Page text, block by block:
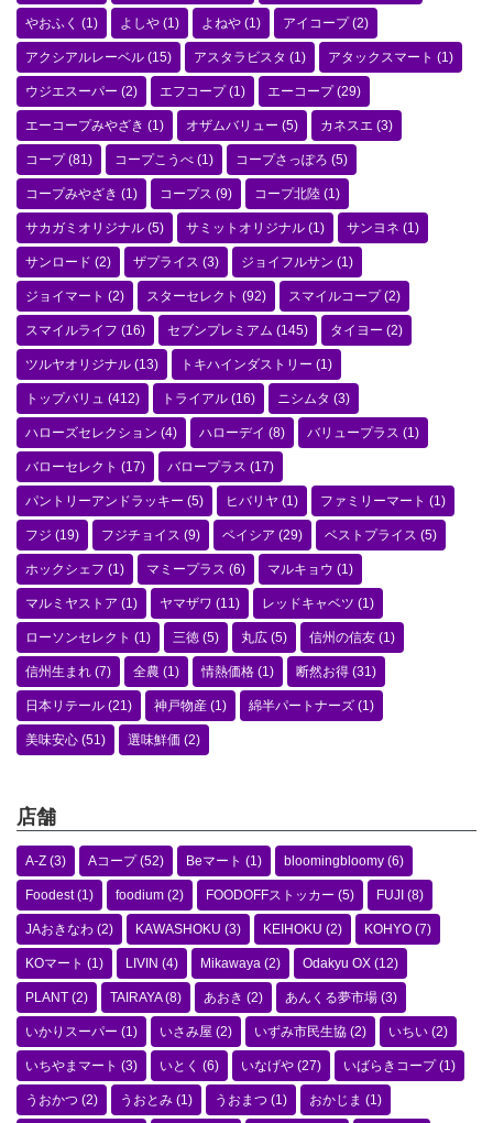
やおふく (1) よしや (1) よねや (1) アイコープ(2)
アクシアルレーベル (15) アスタラビスタ (1) アタックスマート (1)
ウジエスーパー (2) エフコープ(1) エーコープ(29)
エーコープみやざき (1) オザムバリュー (5) カネスエ (3)
コープ(81) コープこうべ (1) コープさっぽろ (5)
コープみやざき (1) コープス (9) コープ北陸 (1)
サカガミオリジナル (5) サミットオリジナル (1) サンヨネ (1)
サンロード (2) ザプライス (3) ジョイフルサン (1)
ジョイマート (2) スターセレクト (92) スマイルコープ(2)
スマイルライフ (16) セブンプレミアム (145) タイヨー (2)
ツルヤオリジナル (13) トキハインダストリー (1)
トップバリュ (412) トライアル (16) ニシムタ (3)
ハローズセレクション (4) ハローデイ (8) バリュープラス (1)
バローセレクト (17) バロープラス (17)
パントリーアンドラッキー (5) ヒバリヤ (1) ファミリーマート (1)
フジ (19) フジチョイス (9) ベイシア (29) ベストプライス (5)
ホックシェフ (1) マミープラス (6) マルキョウ (1)
マルミヤストア (1) ヤマザワ (11) レッドキャベツ (1)
ローソンセレクト (1) 三徳 (5) 丸広 (5) 信州の信友 (1)
信州生まれ (7) 全農 (1) 情熱価格 (1) 断然お得 (31)
日本リテール (21) 神戸物産 (1) 綿半パートナーズ (1)
美味安心 (51) 選味鮮価 (2)
店舗
A-Z (3) Aコープ(52) Beマート (1) bloomingbloomy (6)
Foodest(1) foodium (2) FOODOFFストッカー (5) FUJI (8)
JAおきなわ (2) KAWASHOKU (3) KEIHOKU (2) KOHYO (7)
KOマート (1) LIVIN (4) Mikawaya (2) Odakyu OX (12)
PLANT (2) TAIRAYA(8) あおき (2) あんくる夢市場 (3)
いかりスーパー (1) いさみ屋 (2) いずみ市民生協 (2) いちい (2)
いちやまマート (3) いとく (6) いなげや (27) いばらきコープ(1)
うおかつ (2) うおとみ (1) うおまつ (1) おかじま (1)